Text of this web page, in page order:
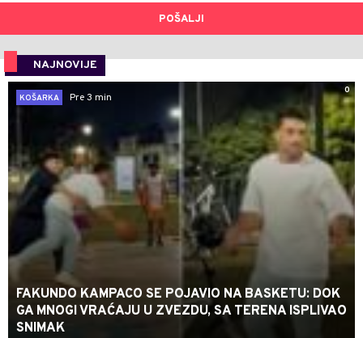
POŠALJI
NAJNOVIJE
0
KOŠARKA
Pre 3 min
FAKUNDO KAMPACO SE POJAVIO NA BASKETU: DOK
GA MNOGI VRAĆAJU U ZVEZDU, SA TERENA ISPLIVAO
SNIMAK